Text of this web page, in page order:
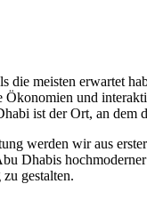
meisten erwartet
und
ist der Ort, an dem
werden wir aus
Dhabis
gestalten.